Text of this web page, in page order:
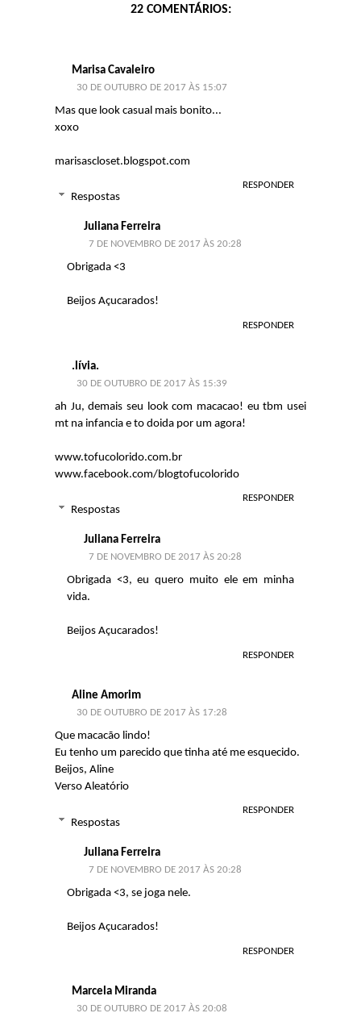
22 COMENTÁRIOS:
Marisa Cavaleiro
30 DE OUTUBRO DE 2017 ÀS 15:07
Mas que look casual mais bonito...
xoxo
marisascloset.blogspot.com
RESPONDER
Respostas
Juliana Ferreira
7 DE NOVEMBRO DE 2017 ÀS 20:28
Obrigada <3
Beijos Açucarados!
RESPONDER
.lívia.
30 DE OUTUBRO DE 2017 ÀS 15:39
ah Ju, demais seu look com macacao! eu tbm usei
mt na infancia e to doida por um agora!
www.tofucolorido.com.br
www.facebook.com/blogtofucolorido
RESPONDER
Respostas
Juliana Ferreira
7 DE NOVEMBRO DE 2017 ÀS 20:28
Obrigada <3, eu quero muito ele em minha
vida.
Beijos Açucarados!
RESPONDER
Aline Amorim
30 DE OUTUBRO DE 2017 ÀS 17:28
Que macacão lindo!
Eu tenho um parecido que tinha até me esquecido.
Beijos, Aline
Verso Aleatório
RESPONDER
Respostas
Juliana Ferreira
7 DE NOVEMBRO DE 2017 ÀS 20:28
Obrigada <3, se joga nele.
Beijos Açucarados!
RESPONDER
Marcela Miranda
30 DE OUTUBRO DE 2017 ÀS 20:08